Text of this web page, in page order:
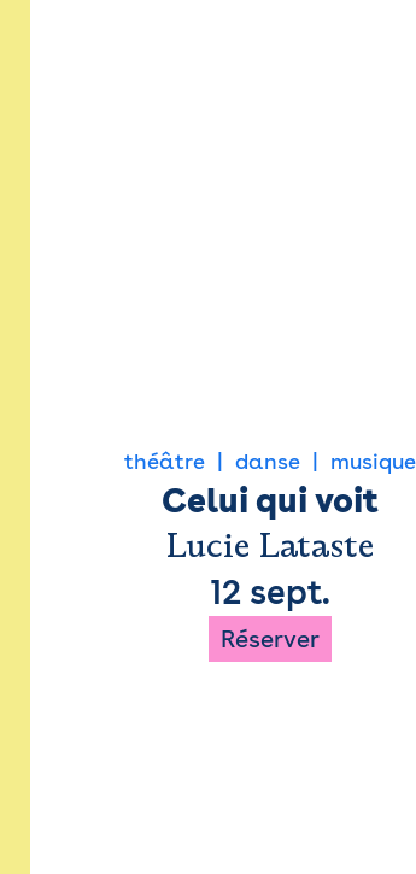
théâtre danse musique
Celui qui voit
Lucie Lataste
12 sept.
Réserver